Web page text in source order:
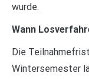
wurde.
Wann
Die
Wintersemester